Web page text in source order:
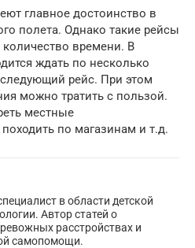
главное достоинство в
полета. Однако такие рейсы
количество времени. В
ждать по несколько
рейс. При этом
можно тратить с пользой.
местные
по магазинам и т.д.
в области детской
Автор статей о
расстройствах и
самопомощи.